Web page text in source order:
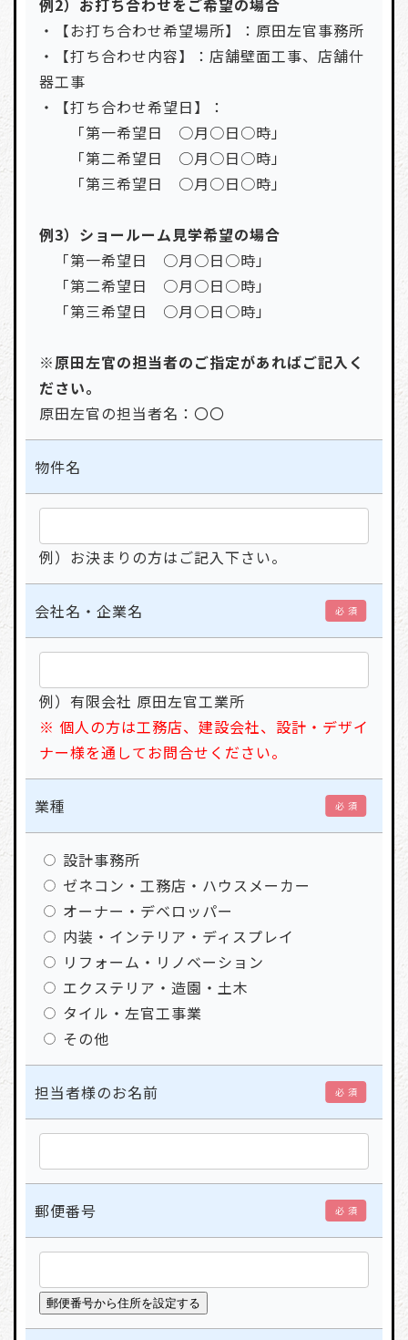
例2）お打ち合わせをご希望の場合
・【お打ち合わせ希望場所】：原田左官事務所
・【打ち合わせ内容】：店舗壁面工事、店舗什
器工事
・【打ち合わせ希望日】：
「第一希望日 ○月○日○時」
「第二希望日 ○月○日○時」
「第三希望日 ○月○日○時」
例3）ショールーム見学希望の場合
「第一希望日 ○月○日○時」
「第二希望日 ○月○日○時」
「第三希望日 ○月○日○時」
※原田左官の担当者のご指定があればご記入く
ださい。
原田左官の担当者名：〇〇
物件名
例）お決まりの方はご記入下さい。
会社名・企業名 必 須
例）有限会社 原田左官工業所
※ 個人の方は工務店、建設会社、設計・デザイ
ナー様を通してお問合せください。
業種 必 須
設計事務所
ゼネコン・工務店・ハウスメーカー
オーナー・デベロッパー
内装・インテリア・ディスプレイ
リフォーム・リノベーション
エクステリア・造園・土木
タイル・左官工事業
その他
担当者様のお名前 必 須
郵便番号 必 須